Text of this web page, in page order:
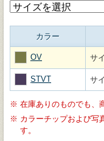
カラー
OV サ
STVT サ
※ 在庫ありのものでも、
※ カラーチップおよび写
す。